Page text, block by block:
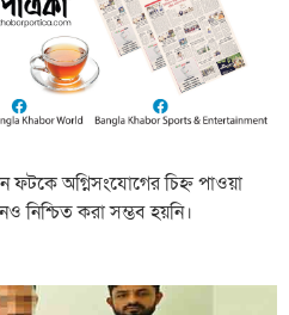
ফটকে অগ্নিসংযোগের চিহ্ন পাওয়া
নিশ্চিত করা সম্ভব হয়নি।